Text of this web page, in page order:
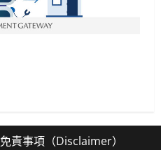
免責事項（Disclaimer）